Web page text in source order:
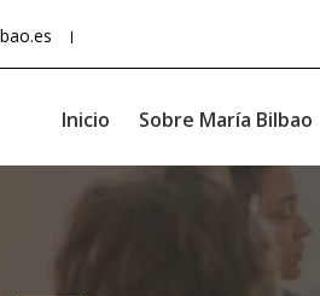
Inicio Sobre María Bilbao